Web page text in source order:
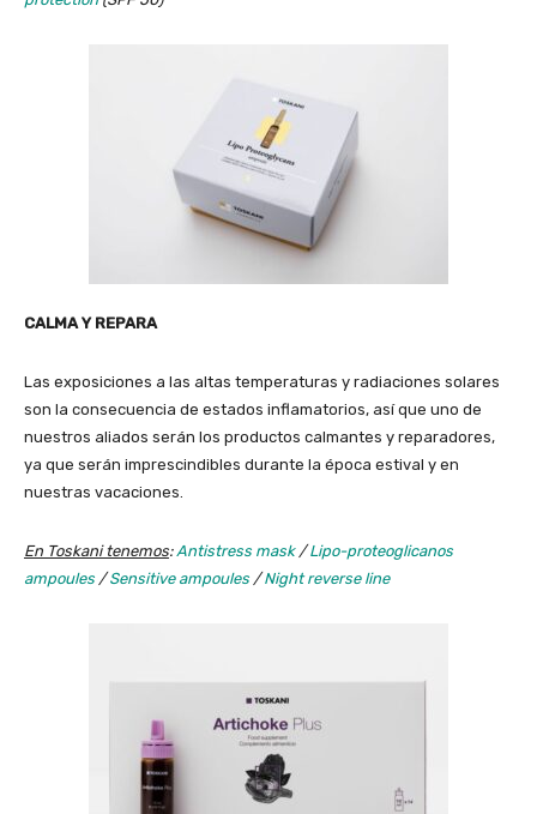
CALMA Y REPARA
Las exposiciones a las altas temperaturas y radiaciones solares
son la consecuencia de estados inflamatorios, así que uno de
nuestros aliados serán los productos calmantes y reparadores,
ya que serán imprescindibles durante la época estival y en
nuestras vacaciones.
En Toskani tenemos: Antistress mask/Lipo-proteoglicanos
ampoules /Sensitive ampoules /Night reverse line